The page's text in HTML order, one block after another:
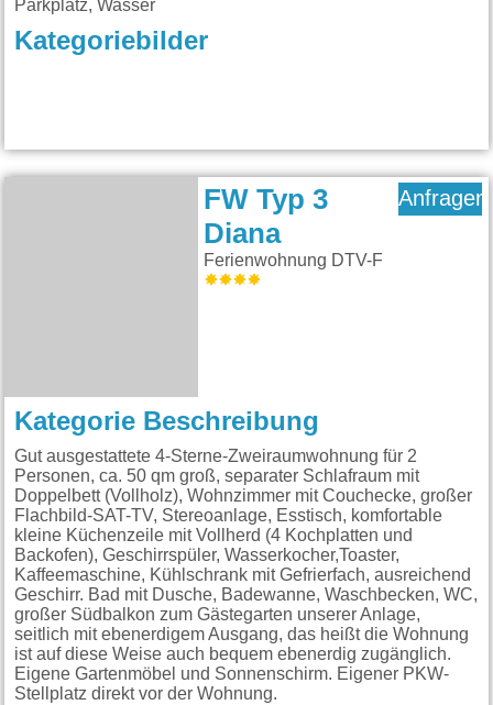
Parkplatz, Wasser
Kategoriebilder
FW Typ 3
Diana
Ferienwohnung DTV-F
Anfragen
Kategorie Beschreibung
Gut ausgestattete 4-Sterne-Zweiraumwohnung für 2
Personen, ca. 50 qm groß, separater Schlafraum mit
Doppelbett (Vollholz), Wohnzimmer mit Couchecke, großer
Flachbild-SAT-TV, Stereoanlage, Esstisch, komfortable
kleine Küchenzeile mit Vollherd (4 Kochplatten und
Backofen), Geschirrspüler, Wasserkocher,Toaster,
Kaffeemaschine, Kühlschrank mit Gefrierfach, ausreichend
Geschirr. Bad mit Dusche, Badewanne, Waschbecken, WC,
großer Südbalkon zum Gästegarten unserer Anlage,
seitlich mit ebenerdigem Ausgang, das heißt die Wohnung
ist auf diese Weise auch bequem ebenerdig zugänglich.
Eigene Gartenmöbel und Sonnenschirm. Eigener PKW-
Stellplatz direkt vor der Wohnung.